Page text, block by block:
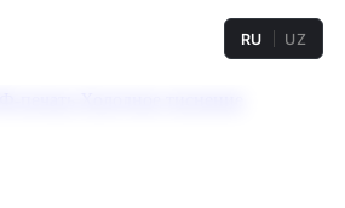
RU UZ